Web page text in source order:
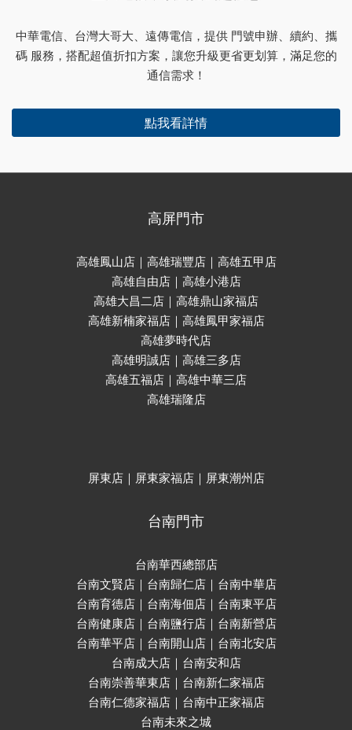
中華電信、台灣大哥大、遠傳電信，提供 門號申辦、續約、攜
碼 服務，搭配超值折扣方案，讓您升級更省更划算，滿足您的
通信需求！
點我看詳情
高屏門市
高雄鳳山店｜高雄瑞豐店｜高雄五甲店
高雄自由店｜高雄小港店
高雄大昌二店｜高雄鼎山家福店
高雄新楠家福店｜高雄鳳甲家福店
高雄夢時代店
高雄明誠店｜高雄三多店
高雄五福店｜高雄中華三店
高雄瑞隆店
屏東店｜屏東家福店｜屏東潮州店
台南門市
台南華西總部店
台南文賢店｜台南歸仁店｜台南中華店
台南育德店｜台南海佃店｜台南東平店
台南健康店｜台南鹽行店｜台南新營店
台南華平店｜台南開山店｜台南北安店
台南成大店｜台南安和店
台南崇善華東店｜台南新仁家福店
台南仁德家福店｜台南中正家福店
台南未來之城